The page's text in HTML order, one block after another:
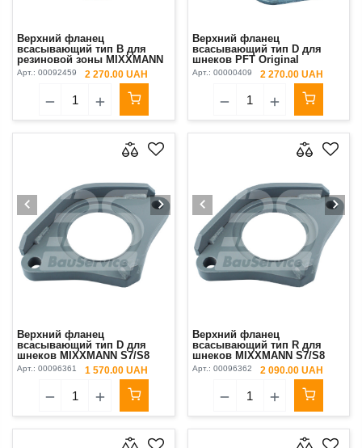
Верхний фланец
всасывающий тип B для
резиновой зоны MIXXMANN
S3+
Арт.: 00092459 2 270.00 UAH
Верхний фланец
всасывающий тип D для
шнеков PFT Original
Арт.: 00000409 2 270.00 UAH
Верхний фланец
всасывающий тип D для
шнеков MIXXMANN S7/S8
Арт.: 00096361 1 570.00 UAH
Верхний фланец
всасывающий тип R для
шнеков MIXXMANN S7/S8
Арт.: 00096362 2 090.00 UAH